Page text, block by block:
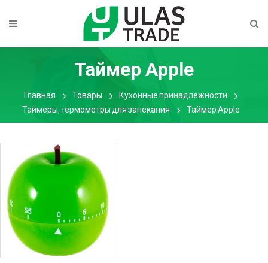
Таймер Apple
Главная Товары
Кухонные принадлежности
Таймеры, термометры для запекания
Таймер Apple